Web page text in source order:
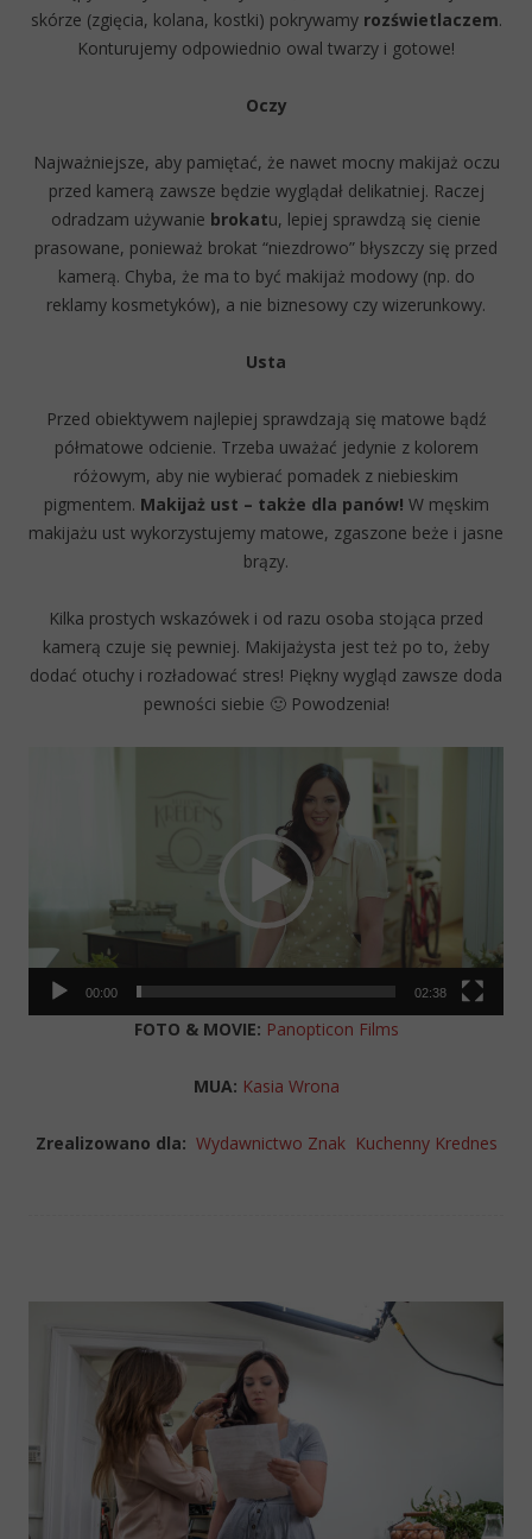
skórze (zgięcia, kolana, kostki) pokrywamy rozświetlaczem.
Konturujemy odpowiednio owal twarzy i gotowe!
Oczy
Najważniejsze, aby pamiętać, że nawet mocny makijaż oczu
przed kamerą zawsze będzie wyglądał delikatniej. Raczej
odradzam używanie brokatu, lepiej sprawdzą się cienie
prasowane, ponieważ brokat “niezdrowo” błyszczy się przed
kamerą. Chyba, że ma to być makijaż modowy (np. do
reklamy kosmetyków), a nie biznesowy czy wizerunkowy.
Usta
Przed obiektywem najlepiej sprawdzają się matowe bądź
półmatowe odcienie. Trzeba uważać jedynie z kolorem
różowym, aby nie wybierać pomadek z niebieskim
pigmentem. Makijaż ust – także dla panów! W męskim
makijażu ust wykorzystujemy matowe, zgaszone beże i jasne
brązy.
Kilka prostych wskazówek i od razu osoba stojąca przed
kamerą czuje się pewniej. Makijażysta jest też po to, żeby
dodać otuchy i rozładować stres! Piękny wygląd zawsze doda
pewności siebie 🙂 Powodzenia!
00:00 02:38
FOTO & MOVIE: Panopticon Films
MUA: Kasia Wrona
Zrealizowano dla: Wydawnictwo Znak Kuchenny Krednes